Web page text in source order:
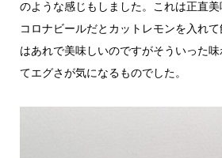
のような感じもしました。これは正直美
コロナビールだとカットレモンを入れ
はあれで美味しいのですがそういった味
てエグさが気になるものでした。